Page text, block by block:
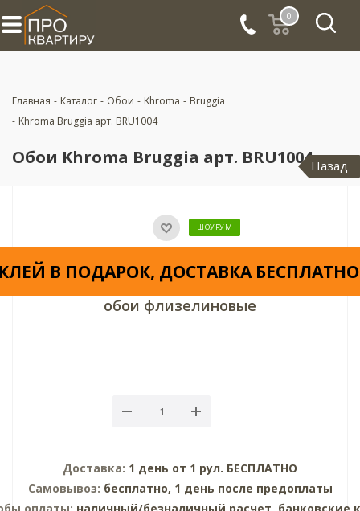
0
Главная - Каталог - Обои - Khroma - Bruggia
- Khroma Bruggia арт. BRU1004
Обои Khroma Bruggia арт. BRU1004Назад
ШОУРУМ
В ПОДАРОК, ДОСТАВКА
обои флизелиновые
Доставка: 1 день от 1 рул. БЕСПЛАТНО
Самовывоз: бесплатно, 1 день после предоплаты